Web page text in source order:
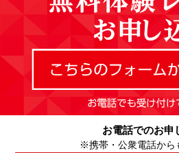
お電話でのお申
※携帯・公衆電話から